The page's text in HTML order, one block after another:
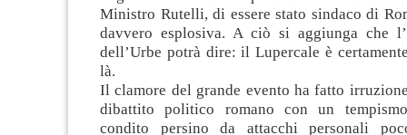
Ministro Rutelli, di essere stato sindaco di
davvero esplosiva. A ciò si aggiunga che
dell’Urbe potrà dire: il Lupercale è
là.
Il clamore del grande evento ha fatto
dibattito politico romano con un tempismo
condito persino da attacchi personali